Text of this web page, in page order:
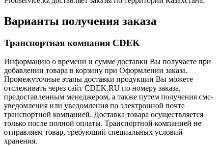
Варианты получения заказа
Транспортная компания CDEK
Информацию о времени и сумме доставки Вы получаете при
добавлении товара в корзину при Оформлении заказа.
Промежуточные этапы доставки продукции Вы можете
отслеживать через сайт CDEK.RU по номеру заказа,
предоставленным менеджером, а также путем получения смс-
уведомления или уведомления по электронной почте
транспортной компанией. Доставка товара осуществляется
только после полной оплаты. Транспортной компанией не
отправляем товар, требующий специальных условий
хранения.